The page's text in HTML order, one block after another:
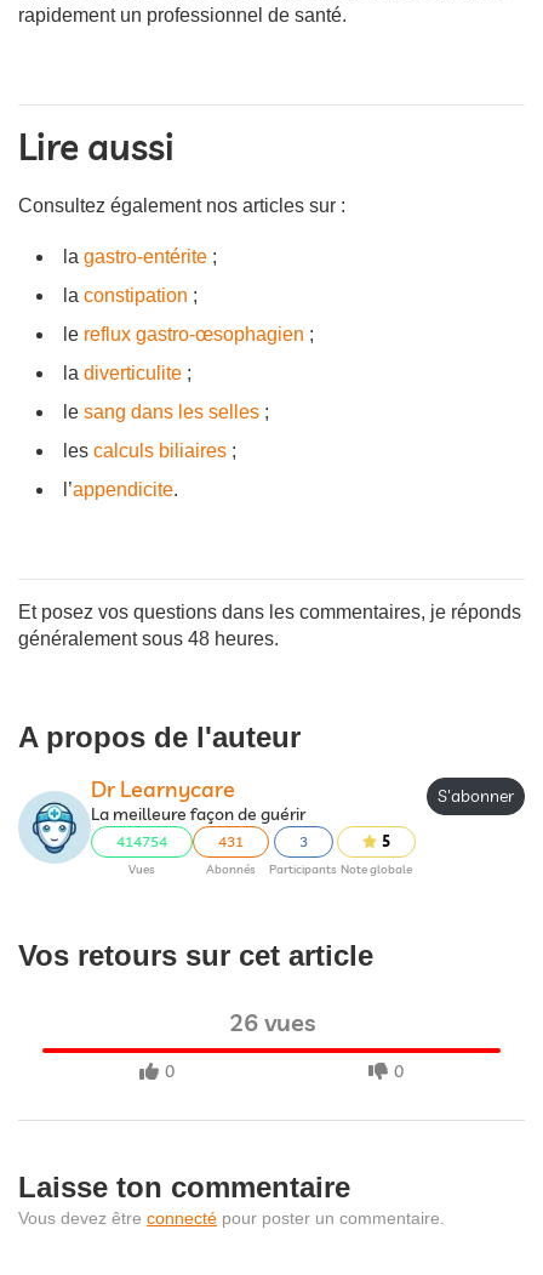
rapidement un professionnel de santé.
Lire aussi
Consultez également nos articles sur :
la gastro-entérite ;
la constipation ;
le reflux gastro-œsophagien ;
la diverticulite ;
le sang dans les selles ;
les calculs biliaires ;
l’appendicite.
Et posez vos questions dans les commentaires, je réponds
généralement sous 48 heures.
A propos de l'auteur
Dr Learnycare
La meilleure façon de guérir
414754
Vues
431
Abonnés
3
Participants
5
Note globale
S'abonner
Vos retours sur cet article
26 vues
0 0
Laisse ton commentaire
Vous devez être connecté pour poster un commentaire.